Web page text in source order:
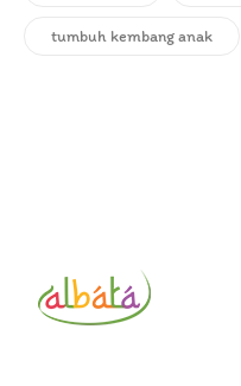
tumbuh kembang anak